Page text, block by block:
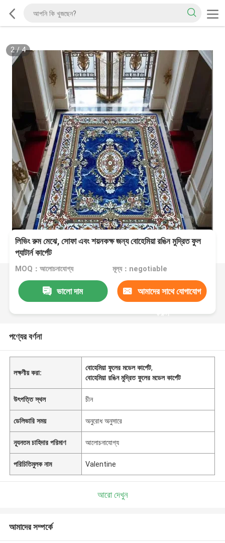
2/4
লিভিং রুম মেঝে, সোফা এবং শয়নকক্ষ জন্য বোহেমিয়া রঙিন মুদ্রিত ফুল
প্যাটার্ন কার্পেট
MOQ：আলোচনাযোগ্য মূল্য：negotiable
ভালো দাম আমাদের সাথে যোগাযোগ
করুন
পণ্যের বর্ণনা
লক্ষণীয় করা:
বোহেমিয়া ফুলের মডেল কার্পেট,
বোহেমিয়া রঙিন মুদ্রিত ফুলের মডেল কার্পেট
উৎপত্তি স্থল চীন
ডেলিভারি সময় অনুরোধ অনুসারে
ন্যূনতম চাহিদার পরিমাণ আলোচনাযোগ্য
পরিচিতিমুলক নাম Valentine
আরো দেখুন
আমাদের সম্পর্কে